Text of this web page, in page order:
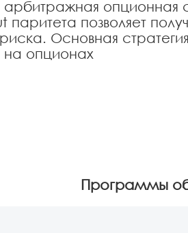
опционная
паритета позволяет
Основная
опционах
Программы